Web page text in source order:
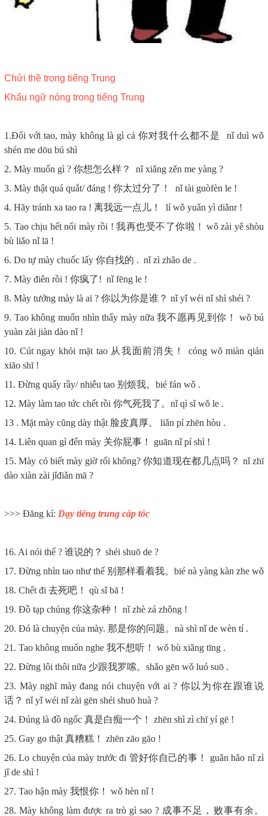
Chửi thề trong tiếng Trung
Khẩu ngữ nóng trong tiếng Trung
1.Đối với tao, mày không là gì cả 你对我什么都不是 nǐ duì wǒ
shén me dōu bú shì
2. Mày muốn gì ? 你想怎么样？ nǐ xiǎng zěn me yàng ?
3. Mày thật quá quắt/ đáng ! 你太过分了！ nǐ tài guòfèn le !
4. Hãy tránh xa tao ra ! 离我远一点儿！ lí wǒ yuǎn yì diǎnr !
5. Tao chịu hết nổi mày rồi ! 我再也受不了你啦 ! wǒ zài yě shòu
bù liǎo nǐ lā !
6. Do tự mày chuốc lấy 你自找的 . nǐ zì zhǎo de .
7. Mày điên rồi ! 你疯了! nǐ fēng le !
8. Mày tưởng mày là ai ? 你以为你是谁？ nǐ yǐ wéi nǐ shì shéi ?
9. Tao không muốn nhìn thấy mày nữa 我不愿再见到你！ wǒ bú
yuàn zài jiàn dào nǐ !
10. Cút ngay khỏi mặt tao 从我面前消失！ cóng wǒ miàn qián
xiāo shī !
11. Đừng quấy rầy/ nhiễu tao 别烦我。bié fán wǒ .
12. Mày làm tao tức chết rồi 你气死我了。nǐ qì sǐ wǒ le .
13 . Mặt mày cũng dày thật 脸皮真厚。 liǎn pí zhēn hòu .
14. Liên quan gì đến mày 关你屁事！ guān nǐ pí shì !
15. Mày có biết mày giờ rối không? 你知道现在都几点吗？ nǐ zhī
dào xiàn zài jǐđiǎn mā ?
>>> Đăng kí: Dạy tiếng trung cấp tốc
16. Ai nói thế ? 谁说的？ shéi shuō de ?
17. Đừng nhìn tao như thế 别那样看着我。bié nà yàng kàn zhe wǒ
18. Chết đi 去死吧！ qù sǐ bā !
19. Đồ tạp chủng 你这杂种！ nǐ zhè zá zhǒng !
20. Đó là chuyện của mày. 那是你的问题。nà shì nǐ de wèn tí .
21. Tao không muốn nghe 我不想听！ wǒ bù xiǎng tīng .
22. Đừng lôi thôi nữa 少跟我罗嗦。shǎo gēn wǒ luó suō .
23. Mày nghĩ mày đang nói chuyện với ai ? 你以为你在跟谁说
话？ nǐ yǐ wéi nǐ zài gēn shéi shuō huà ?
24. Đúng là đồ ngốc 真是白痴一个！ zhēn shì zì chī yí gē !
25. Gay go thật 真糟糕！ zhēn zāo gāo !
26. Lo chuyện của mày trước đi 管好你自己的事！ guǎn hǎo nǐ zì
jǐ de shì !
27. Tao hận mày 我恨你！ wǒ hèn nǐ !
28. Mày không làm được ra trò gì sao ? 成事不足，败事有余。